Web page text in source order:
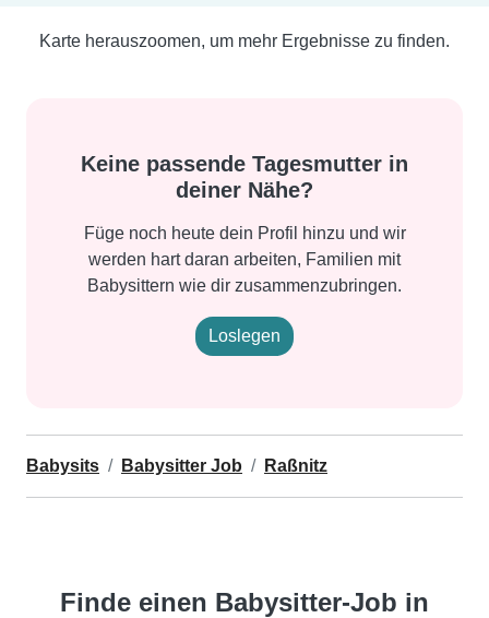
Karte herauszoomen, um mehr Ergebnisse zu finden.
Keine passende Tagesmutter in
deiner Nähe?
Füge noch heute dein Profil hinzu und wir
werden hart daran arbeiten, Familien mit
Babysittern wie dir zusammenzubringen.
Loslegen
Babysits Babysitter Job Raßnitz
Finde einen Babysitter-Job in